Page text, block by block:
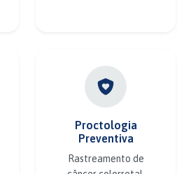
Proctologia
Preventiva
Rastreamento de